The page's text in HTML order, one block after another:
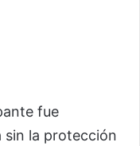
fue
sin la protección